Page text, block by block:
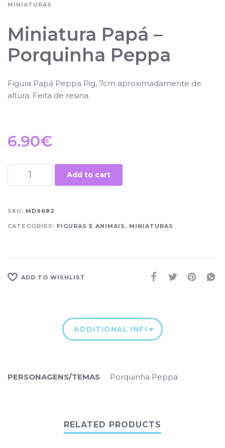
MINIATURAS
Miniatura Papá –
Porquinha Peppa
Figura Papá Peppa Pig, 7cm aproximadamente de
altura. Feita de resina.
6.90€
Add to cart
SKU: MD9682
CATEGORIES: FIGURAS E ANIMAIS , MINIATURAS
ADD TO WISHLIST
ADDITIONAL INFORMATION
PERSONAGENS/TEMAS Porquinha Peppa
RELATED PRODUCTS